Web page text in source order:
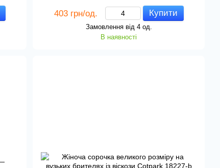
403 грн/од. Купити
Замовлення від 4 од.
В наявності